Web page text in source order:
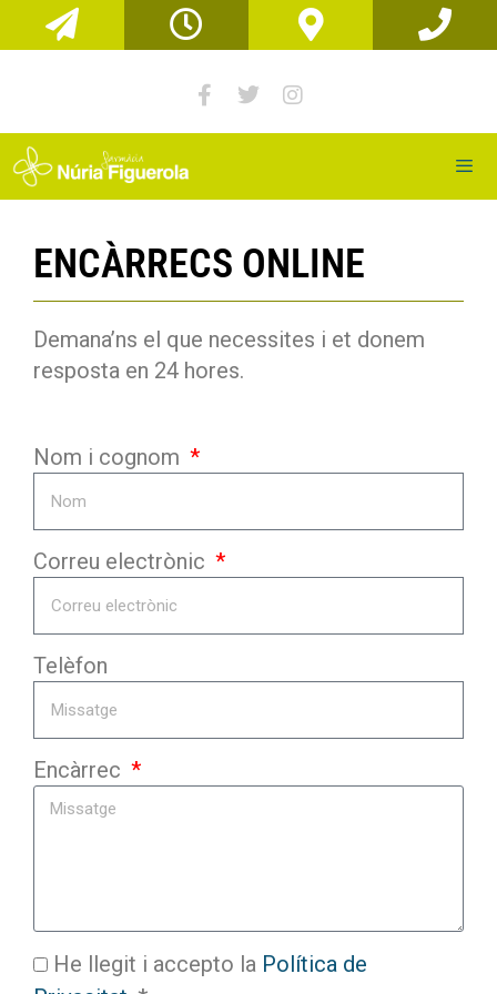
ENCÀRRECS ONLINE
Demana’ns el que necessites i et donem
resposta en 24 hores.
Nom i cognom
Correu electrònic
Telèfon
Encàrrec
He llegit i accepto la Política de